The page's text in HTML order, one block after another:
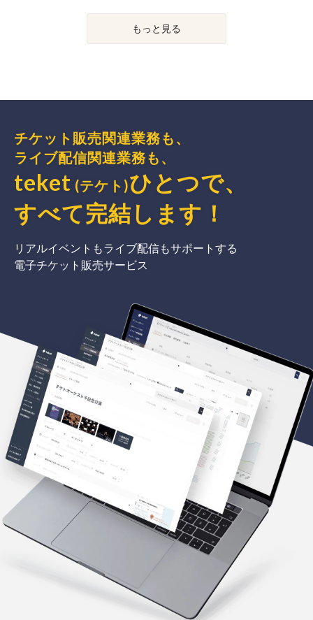
もっと見る
チケット販売関連業務も、
ライブ配信関連業務も、
teket (テケト)ひとつで、
すべて完結 します ！
リアルイベントもライブ配信もサポートする
電子チケット販売サービス